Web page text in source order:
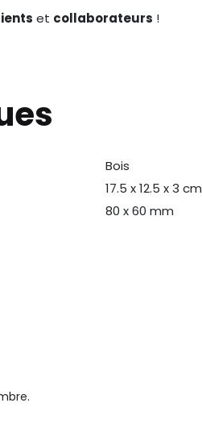
et collaborateurs !
Bois
17.5 x 12.5 x 3 cm
80 x 60 mm